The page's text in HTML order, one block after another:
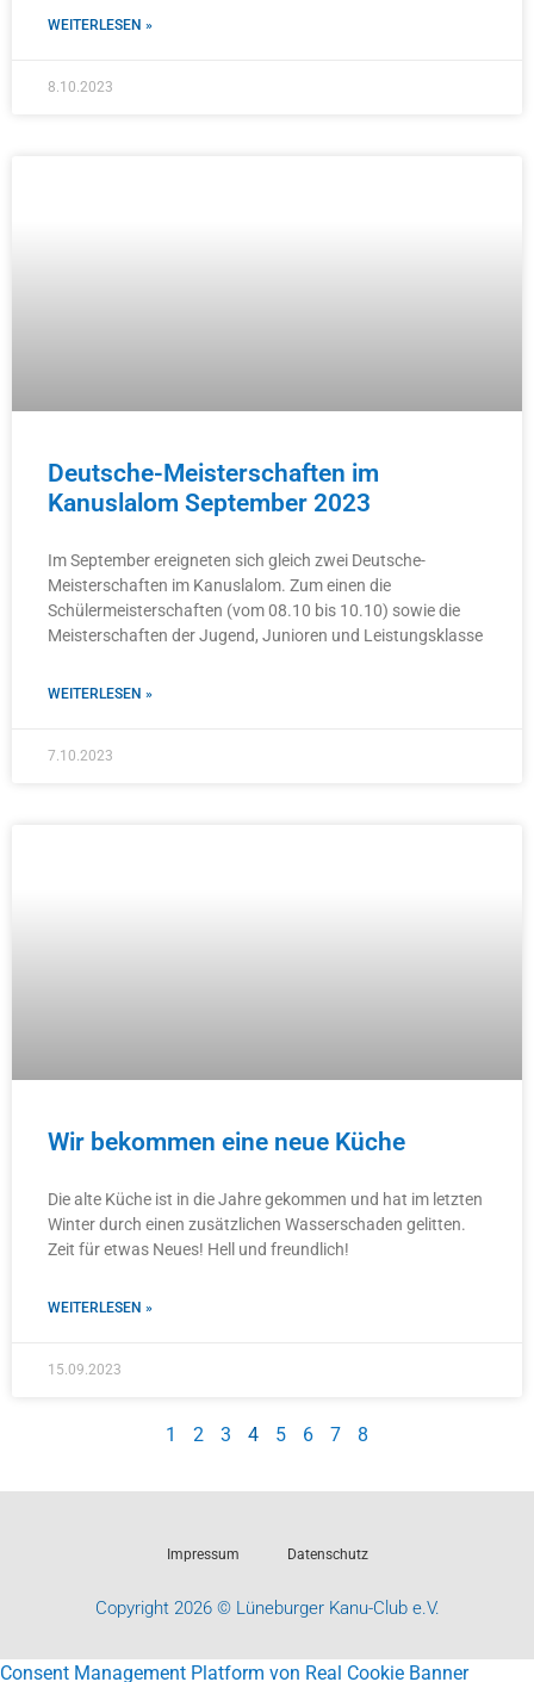
WEITERLESEN »
8.10.2023
Deutsche-Meisterschaften im
Kanuslalom September 2023
Im September ereigneten sich gleich zwei Deutsche-
Meisterschaften im Kanuslalom. Zum einen die
Schülermeisterschaften (vom 08.10 bis 10.10) sowie die
Meisterschaften der Jugend, Junioren und Leistungsklasse
WEITERLESEN »
7.10.2023
Wir bekommen eine neue Küche
Die alte Küche ist in die Jahre gekommen und hat im letzten
Winter durch einen zusätzlichen Wasserschaden gelitten.
Zeit für etwas Neues! Hell und freundlich!
WEITERLESEN »
15.09.2023
1 2 3 4 5 6 7 8
Impressum Datenschutz
Copyright 2026 © Lüneburger Kanu-Club e.V.
Consent Management Platform von Real Cookie Banner